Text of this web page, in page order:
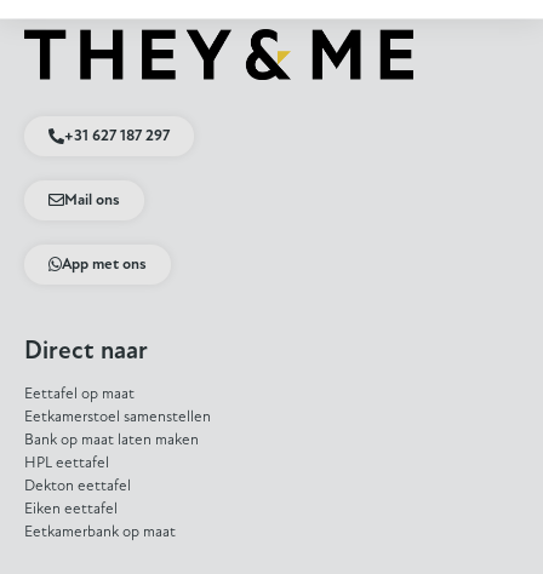
+31 627 187 297
Mail ons
App met ons
Direct naar
Eettafel op maat
Eetkamerstoel samenstellen
Bank op maat laten maken
HPL eettafel
Dekton eettafel
Eiken eettafel
Eetkamerbank op maat